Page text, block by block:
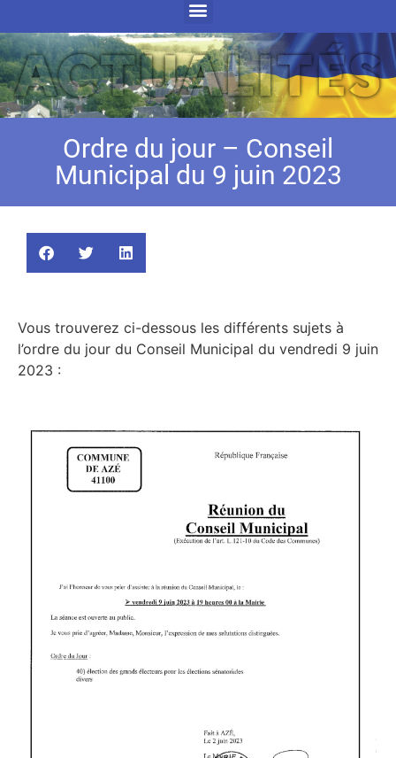
Ordre du jour – Conseil
Municipal du 9 juin 2023
Vous trouverez ci-dessous les différents sujets à
l’ordre du jour du Conseil Municipal du vendredi 9 juin
2023 :